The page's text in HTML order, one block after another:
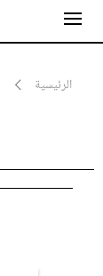
الرئيسية
جمال
صحة ورشاقة